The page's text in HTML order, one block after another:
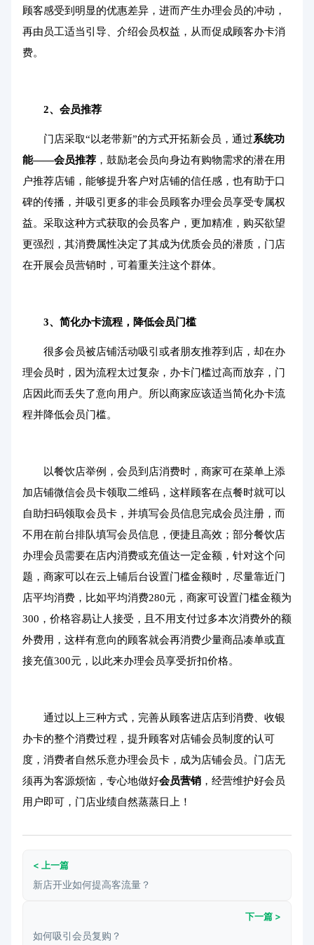
顾客感受到明显的优惠差异，进而产生办理会员的冲动，
再由员工适当引导、介绍会员权益，从而促成顾客办卡消
费。
2、 会员推荐
门店采取“以老带新”的方式开拓新会员，通过系统功
能——会员推荐 ，鼓励老会员向身边有购物需求的潜在用
户推荐店铺，能够提升客户对店铺的信任感，也有助于口
碑的传播，并吸引更多的非会员顾客办理会员享受专属权
益。采取这种方式获取的会员客户，更加精准，购买欲望
更强烈，其消费属性决定了其成为优质会员的潜质，门店
在开展会员营销时，可着重关注这个群体。
3、简化办卡流程，降低会员门槛
很多会员被店铺活动吸引或者朋友推荐到店，却在办
理会员时，因为流程太过复杂，办卡门槛过高而放弃，门
店因此而丢失了意向用户。所以商家应该适当简化办卡流
程并降低会员门槛。
以餐饮店举例，会员到店消费时，商家可在菜单上添
加店铺微信会员卡领取二维码，这样顾客在点餐时就可以
自助扫码领取会员卡，并填写会员信息完成会员注册，而
不用在前台排队填写会员信息，便捷且高效；部分餐饮店
办理会员需要在店内消费或充值达一定金额，针对这个问
题，商家可以在云上铺后台设置门槛金额时，尽量靠近门
店平均消费，比如平均消费280元，商家可设置门槛金额为
300，价格容易让人接受，且不用支付过多本次消费外的额
外费用，这样有意向的顾客就会再消费少量商品凑单或直
接充值300元，以此来办理会员享受折扣价格。
通过以上三种方式，完善从顾客进店店到消费、收银
办卡的整个消费过程，提升顾客对店铺会员制度的认可
度，消费者自然乐意办理会员卡，成为店铺会员。门店无
须再为客源烦恼，专心地做好会员营销 ，经营维护好会员
用户即可，门店业绩自然蒸蒸日上！
< 上一篇
新店开业如何提高客流量？
下一篇 >
如何吸引会员复购？